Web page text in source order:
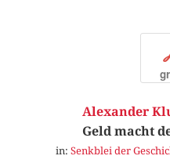
Alexander
Geld macht
in: Senkblei der